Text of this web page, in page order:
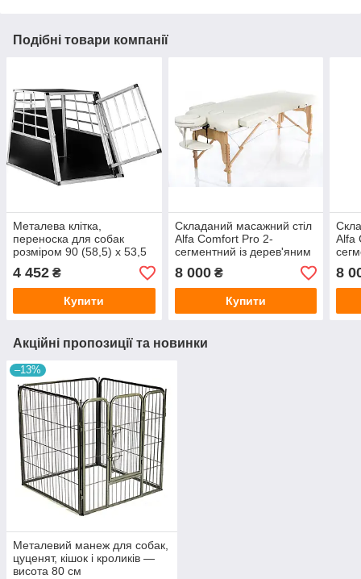
Подібні товари компанії
Металева клітка,
переноска для собак
розміром 90 (58,5) х 53,5
х 70 см
4 452 ₴
Купити
Складаний масажний стіл
Alfa Comfort Pro 2-
сегментний із дерев'яним
каркасом, ширина 70 см
8 000₴
Купити
Alfa
8
Акційні пропозиції та новинки
–13%
Металевий манеж для собак,
цуценят, кішок і кроликів —
висота 80 см